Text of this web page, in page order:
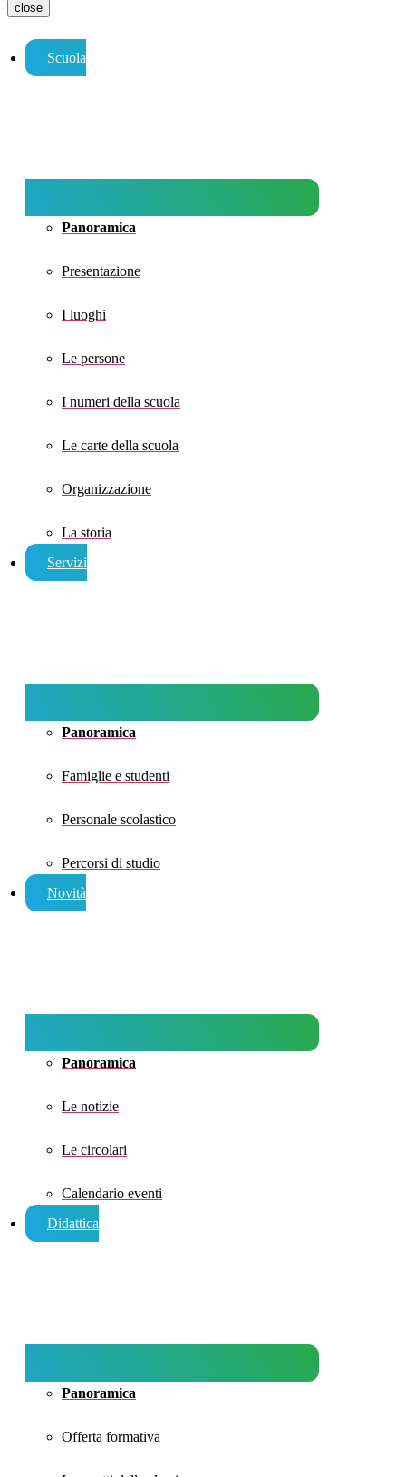
close
Scuola
Panoramica
Presentazione
I luoghi
Le persone
I numeri della scuola
Le carte della scuola
Organizzazione
La storia
Servizi
Panoramica
Famiglie e studenti
Personale scolastico
Percorsi di studio
Novità
Panoramica
Le notizie
Le circolari
Calendario eventi
Didattica
Panoramica
Offerta formativa